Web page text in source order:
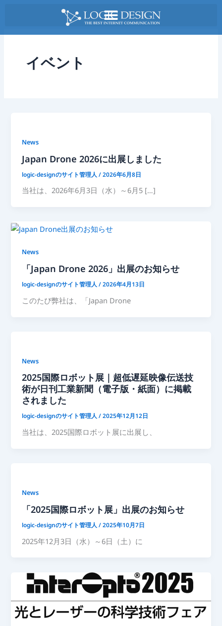
イベント
News
Japan Drone 2026に出展しました
logic-designのサイト管理人/2026年6月8日
当社は、2026年6月3日（水）～6月5 […]
News
「Japan Drone 2026」出展のお知らせ
logic-designのサイト管理人/2026年4月13日
このたび弊社は、「Japan Drone
News
2025国際ロボット展｜超低遅延映像伝送技
術が日刊工業新聞（電子版・紙面）に掲載
されました
logic-designのサイト管理人/2025年12月12日
当社は、2025国際ロボット展に出展し、
News
「2025国際ロボット展」出展のお知らせ
logic-designのサイト管理人/2025年10月7日
2025年12月3日（水）～6日（土）に